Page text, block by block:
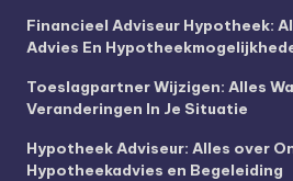
Financieel Adviseur Hypotheek:
Advies En
Toeslagpartner Wijzigen: Alles
Veranderingen In Je Situatie
Hypotheek Adviseur: Alles over
Hypotheekadvies en Begeleiding